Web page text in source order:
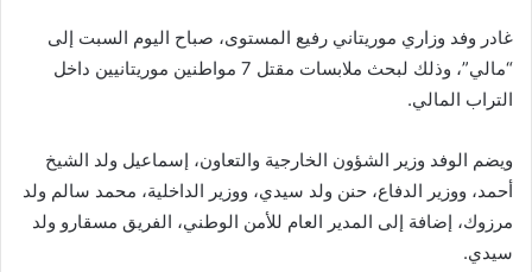
غادر وفد وزاري موريتاني رفيع المستوى، صباح اليوم السبت إلى
“مالي”، وذلك لبحث ملابسات مقتل 7 مواطنين موريتانيين داخل
التراب المالي.
ويضم الوفد وزير الشؤون الخارجية والتعاون، إسماعيل ولد الشيخ
أحمد، ووزير الدفاع، حنن ولد سيدي، ووزير الداخلية، محمد سالم ولد
مرزوك، إضافة إلى المدير العام للأمن الوطني، الفريق مسقارو ولد
سيدي.